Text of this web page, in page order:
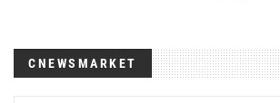
CNEWSMARKET